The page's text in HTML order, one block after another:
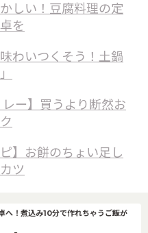
しい！豆腐料理の定
を
わいつくそう！土鍋
レー】買うより断然お
】お餅のちょい足し
ツ
へ！煮込み10分で作れちゃうご飯が